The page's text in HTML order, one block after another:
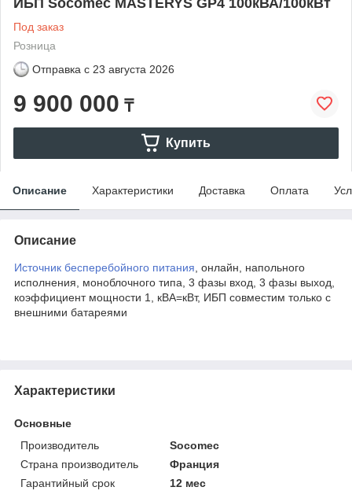
Под заказ
Розница
Отправка с 23 августа 2026
9 900 000 ₸
Купить
Описание Характеристики Доставка Оплата
Описание
Источник бесперебойного питания , онлайн, напольного
исполнения, моноблочного типа, 3 фазы вход, 3 фазы выход,
коэффициент мощности 1, кВА=кВт, ИБП совместим только с
внешними батареями
Характеристики
Основные
Производитель
Socomec
Страна производитель
Франция
Гарантийный срок
12 мес